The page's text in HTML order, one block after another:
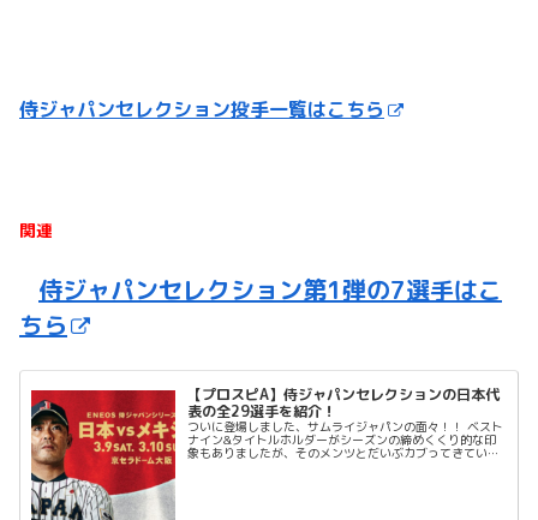
侍ジャパンセレクション投手一覧はこちら
関連
侍ジャパンセレクション第1弾の7選手はこ
ちら
【プロスピA】侍ジャパンセレクションの日本代
表の全29選手を紹介！
ついに登場しました、サムライジャパンの面々！！ ベスト
ナイン&タイトルホルダーがシーズンの締めくくり的な印
象もありましたが、そのメンツとだいぶカブってきている